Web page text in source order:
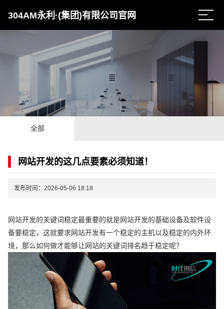
304AM永利·(集团)有限公司官网
全部
网站开发的这几点要素必须知道！
发布时间：2026-05-06 18:18
网站开发的关键词稳定最重要的就是网站开发的基础设备及软件设
备要稳定，这就要求网站开发有一个稳定的主机以及稳定的内外环
境，那么如何做才能够让网站的关键词排名趋于稳定呢？